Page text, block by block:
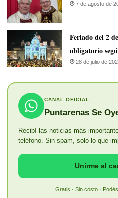
7 de agosto de
Feriado del 2
obligatorio
28 de julio de
CANAL OFICIAL
Puntarenas Se
Recibí las noticias más
teléfono. Sin spam, solo lo que
Unirme al
Gratis · Sin costo ·